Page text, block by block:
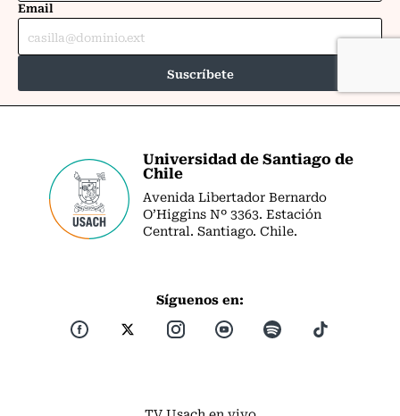
Universidad de Santiago de
Chile
Avenida Libertador Bernardo
O’Higgins Nº 3363. Estación
Central. Santiago. Chile.
Síguenos en: